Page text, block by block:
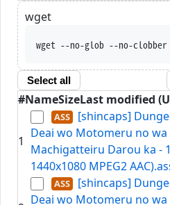
wget
wget --no-glob --no-clobber --
Select all
#NameSizeLast modified
1
[shincaps]
Deai wo Motomeru no wa
Machigatteiru Darou ka -
1440x1080 MPEG2
[shincaps]
Deai wo Motomeru no wa